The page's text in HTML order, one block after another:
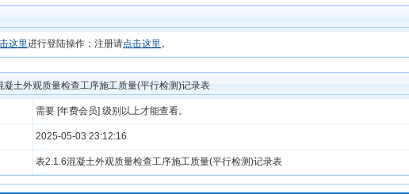
这里进行登陆操作；注册请点击这里。
凝土外观质量检查工序施工质量(平行检测)记录表
需要 [年费会员] 级别以上才能查看。
2025-05-03 23:12:16
表2.1.6混凝土外观质量检查工序施工质量(平行检测)记录表